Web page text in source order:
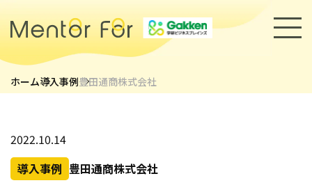
トップページ
キャリアメンターについて
ホーム導入事例豊田通商株式会社
2022.10.14
導入事例 豊田通商株式会社